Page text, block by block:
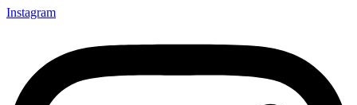
Instagram